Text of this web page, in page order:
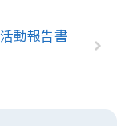
活動報告書